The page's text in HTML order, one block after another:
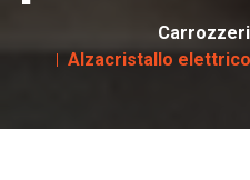
Alzacristallo